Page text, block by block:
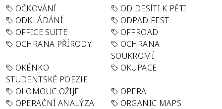
OČKOVÁNÍ
OD DESÍTI K PĚTI
ODKLÁDÁNÍ
ODPAD FEST
OFFICE SUITE
OFFROAD
OCHRANA PŘÍRODY
OCHRANA
SOUKROMÍ
OKÉNKO
STUDENTSKÉ POEZIE
OKUPACE
OLOMOUC OŽIJE
OPERA
OPERAČNÍ ANALÝZA
ORGANIC MAPS